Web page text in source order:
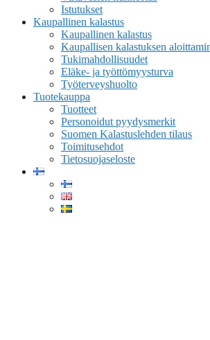
Istutukset
Kaupallinen kalastus
Kaupallinen kalastus
Kaupallisen kalastuksen
Tukimahdollisuudet
Eläke- ja työttömyysturva
Työterveyshuolto
Tuotekauppa
Tuotteet
Personoidut pyydysmerkit
Suomen Kalastuslehden tilaus
Toimitusehdot
Tietosuojaseloste